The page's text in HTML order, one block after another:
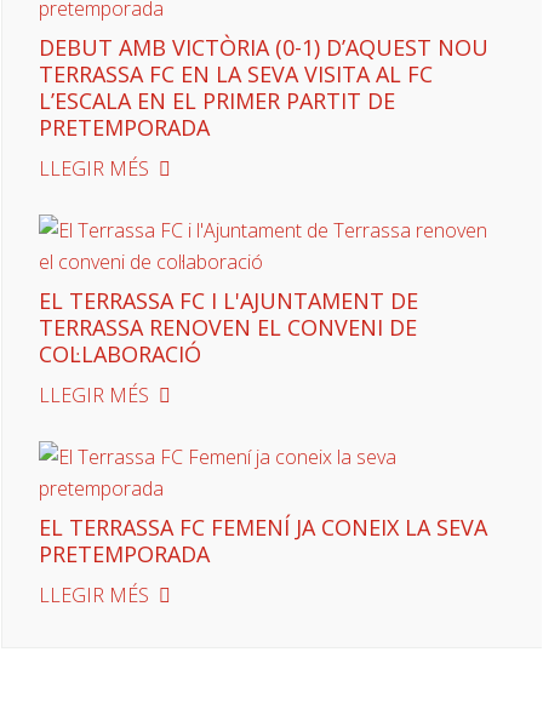
DEBUT AMB VICTÒRIA (0-1) D’AQUEST NOU
TERRASSA FC EN LA SEVA VISITA AL FC
L’ESCALA EN EL PRIMER PARTIT DE
PRETEMPORADA
LLEGIR MÉS
EL TERRASSA FC I L'AJUNTAMENT DE
TERRASSA RENOVEN EL CONVENI DE
COL·LABORACIÓ
LLEGIR MÉS
EL TERRASSA FC FEMENÍ JA CONEIX LA SEVA
PRETEMPORADA
LLEGIR MÉS